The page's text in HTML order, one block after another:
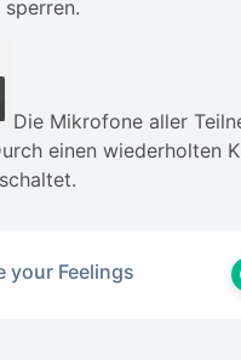
sperren.
Die Mikrofone aller
einen wiederholten
your Feelings